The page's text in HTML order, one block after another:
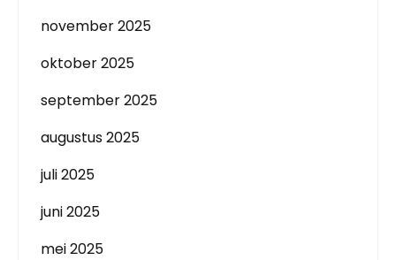
november 2025
oktober 2025
september 2025
augustus 2025
juli 2025
juni 2025
mei 2025